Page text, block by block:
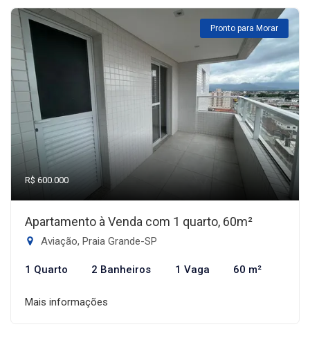
Pronto para Morar
R$ 600.000
Apartamento à Venda com 1 quarto, 60m²
Aviação, Praia Grande-SP
1 Quarto 2 Banheiros 1 Vaga 60 m²
Mais informações